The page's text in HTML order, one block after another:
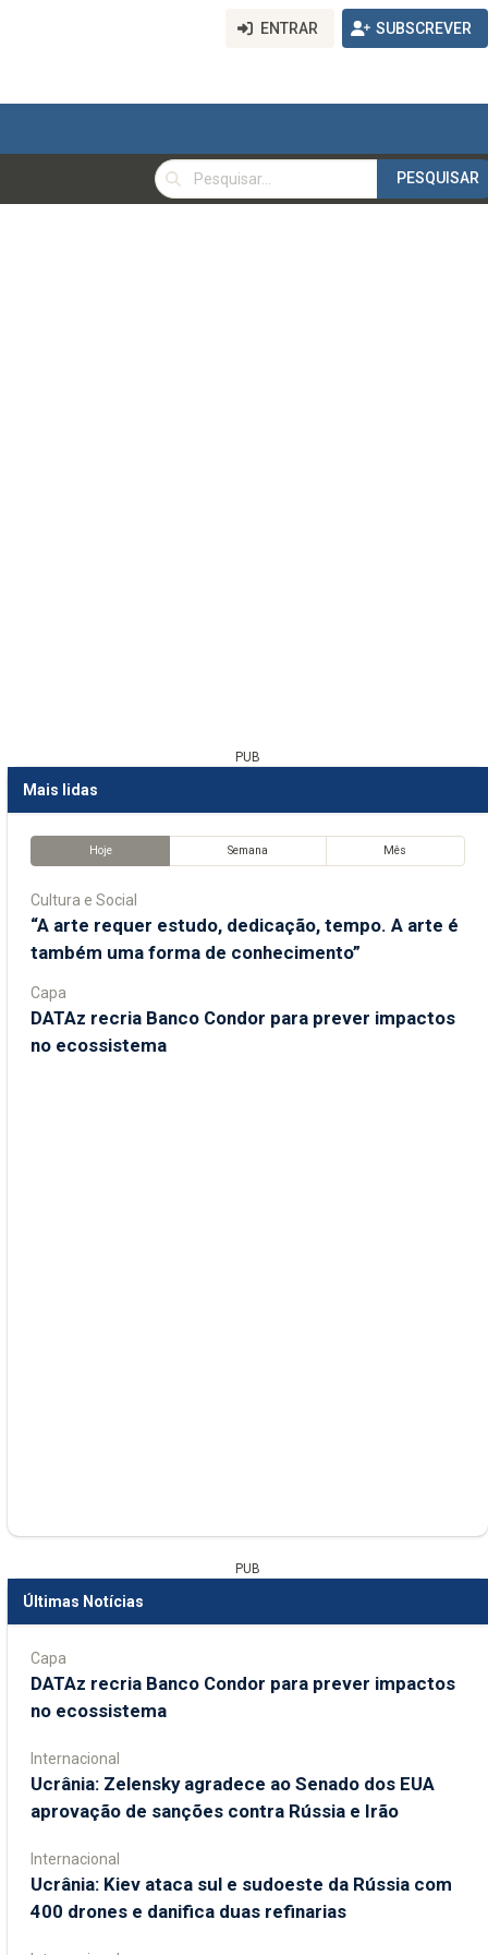
ENTRAR SUBSCREVER
PESQUISAR
PESQUISAR
PUB
Mais lidas
Hoje Semana Mês
Cultura e Social
“A arte requer estudo, dedicação, tempo. A arte é
também uma forma de conhecimento”
Capa
DATAz recria Banco Condor para prever impactos
no ecossistema
PUB
Últimas Notícias
Capa
DATAz recria Banco Condor para prever impactos
no ecossistema
Internacional
Ucrânia: Zelensky agradece ao Senado dos EUA
aprovação de sanções contra Rússia e Irão
Internacional
Ucrânia: Kiev ataca sul e sudoeste da Rússia com
400 drones e danifica duas refinarias